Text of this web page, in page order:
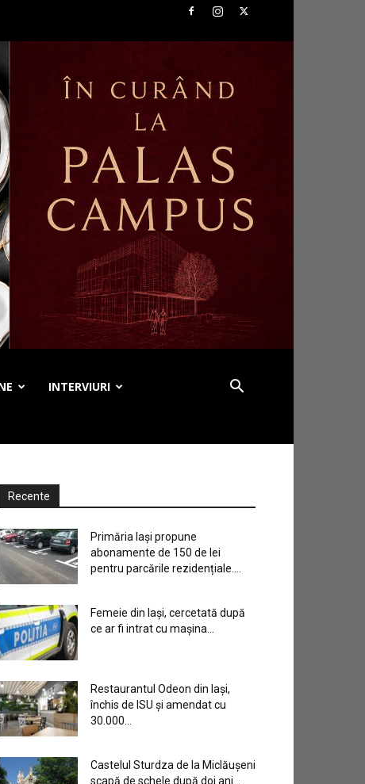
INTERVIURI
Recente
Primăria Iași propune
abonamente de 150 de lei
pentru parcările rezidențiale....
Femeie din Iași, cercetată după
ce ar fi intrat cu mașina...
Restaurantul Odeon din Iași,
închis de ISU și amendat cu
30.000...
Castelul Sturdza de la Miclăușeni
scapă de schele după doi ani...